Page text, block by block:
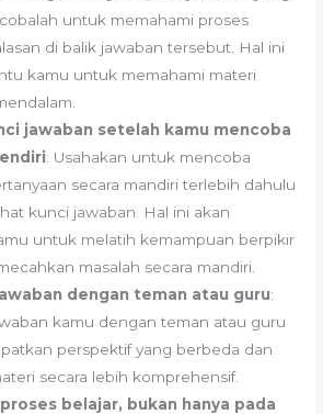
untuk memahami proses
di balik jawaban tersebut. Hal ini
kamu untuk memahami materi
jawaban setelah kamu mencoba
: Usahakan untuk mencoba
secara mandiri terlebih dahulu
kunci jawaban. Hal ini akan
untuk melatih kemampuan berpikir
masalah secara mandiri.
dengan teman atau guru:
kamu dengan teman atau guru
perspektif yang berbeda dan
secara lebih komprehensif.
belajar, bukan hanya pada